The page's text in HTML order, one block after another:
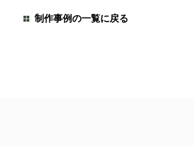
制作事例の一覧に戻る